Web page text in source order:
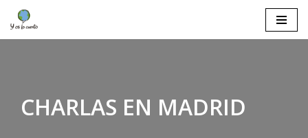
Saltar
CHARLAS EN MADRID